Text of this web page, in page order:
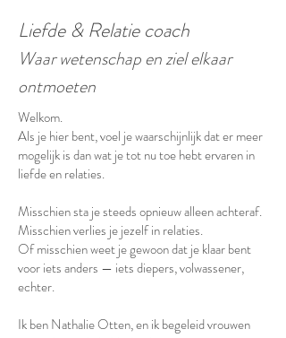
Liefde & Relatie coach
Waar wetenschap en ziel elkaar
ontmoeten
Welkom.
Als je hier bent, voel je waarschijnlijk dat er meer
mogelijk is dan wat je tot nu toe hebt ervaren in
liefde en relaties.
Misschien sta je steeds opnieuw alleen achteraf.
Misschien verlies je jezelf in relaties.
Of misschien weet je gewoon dat je klaar bent
voor iets anders — iets diepers, volwassener,
echter.
Ik ben Nathalie Otten, en ik begeleid vrouwen